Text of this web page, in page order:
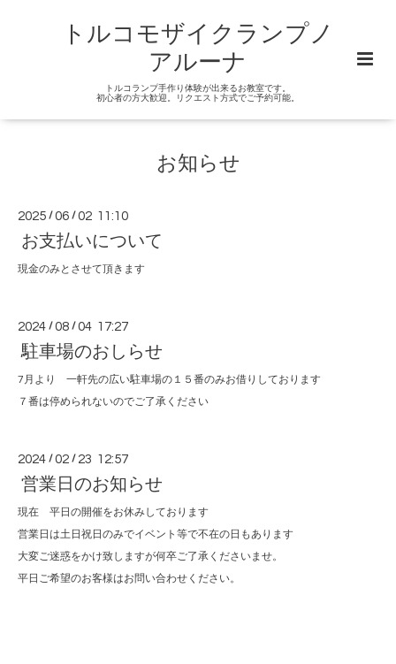
トルコモザイクランプノ
アルーナ
トルコランプ手作り体験が出来るお教室です。
初心者の方大歓迎。リクエスト方式でご予約可能。
お知らせ
2025 /06 /02 11:10
お支払いについて
現金のみとさせて頂きます
2024 /08 /04 17:27
駐車場のおしらせ
7月より 一軒先の広い駐車場の１５番のみお借りしております
７番は停められないのでご了承ください
2024 /02 / 23 12:57
営業日のお知らせ
現在 平日の開催をお休みしております
営業日は土日祝日のみでイベント等で不在の日もあります
大変ご迷惑をかけ致しますが何卒ご了承くださいませ。
平日ご希望のお客様はお問い合わせください。